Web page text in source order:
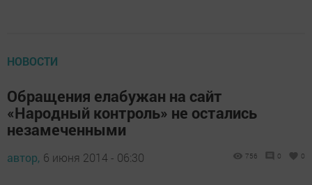
НОВОСТИ
Обращения елабужан на сайт
«Народный контроль» не остались
незамеченными
автор, 6 июня 2014 - 06:30 756 0 0